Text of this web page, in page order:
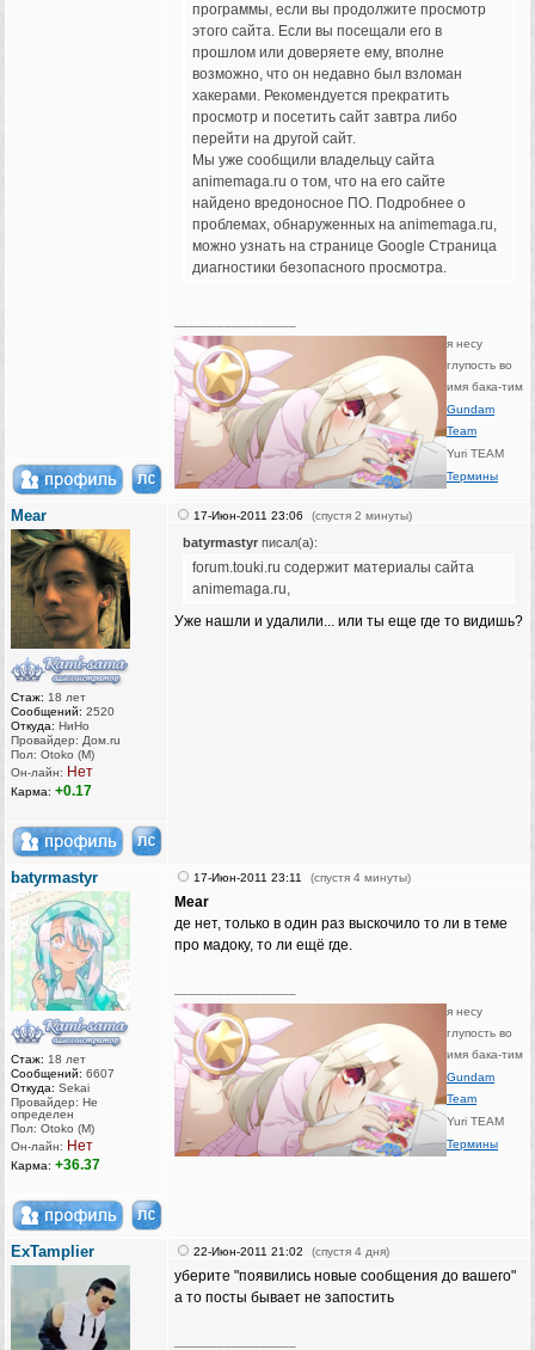
программы, если вы продолжите просмотр
этого сайта. Если вы посещали его в
прошлом или доверяете ему, вполне
возможно, что он недавно был взломан
хакерами. Рекомендуется прекратить
просмотр и посетить сайт завтра либо
перейти на другой сайт.
Мы уже сообщили владельцу сайта
animemaga.ru о том, что на его сайте
найдено вредоносное ПО. Подробнее о
проблемах, обнаруженных на animemaga.ru,
можно узнать на странице Google Страница
диагностики безопасного просмотра.
я несу
глупость во
имя бака-тим
Gundam
Team
Yuri TEAM
Термины
Mear
Стаж: 18 лет
Сообщений: 2520
Откуда: НиНо
Провайдер: Дом.ru
Пол: Otoko (M)
Он-лайн: Нет
Карма: +0.17
17-Июн-2011 23:06 (спустя 2 минуты)
batyrmastyr писал(а):
forum.touki.ru содержит материалы сайта
animemaga.ru,
Уже нашли и удалили... или ты еще где то видишь?
batyrmastyr
Стаж: 18 лет
Сообщений: 6607
Откуда: Sekai
Провайдер: Не
определен
Пол: Otoko (M)
Он-лайн: Нет
Карма: +36.37
17-Июн-2011 23:11 (спустя 4 минуты)
Mear
де нет, только в один раз выскочило то ли в теме
про мадоку, то ли ещё где.
я несу
глупость во
имя бака-тим
Gundam
Team
Yuri TEAM
Термины
ExTamplier 22-Июн-2011 21:02 (спустя 4 дня)
уберите "появились новые сообщения до вашего"
а то посты бывает не запостить